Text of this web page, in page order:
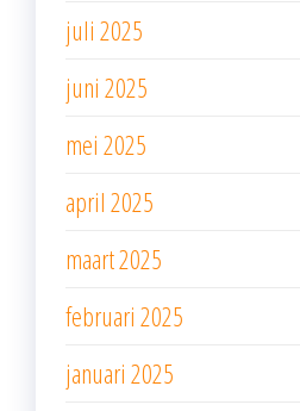
juli 2025
juni 2025
mei 2025
april 2025
maart 2025
februari 2025
januari 2025